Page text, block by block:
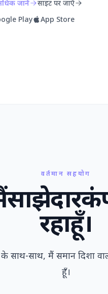
जानें
साइट पर जाएँ
Play
App Store
वर्तमान सहयोग
साझेदार
रहाहूँ।
साथ, मैं समान दिशा
हूँ।